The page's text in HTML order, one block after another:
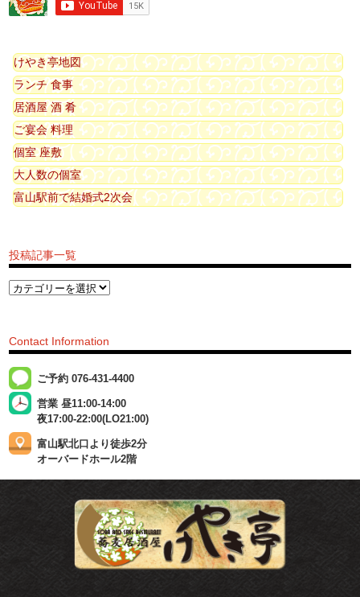
けやき亭地図
ランチ 食事
居酒屋 酒 肴
ご宴会 料理
個室 座敷
大人数の個室
富山駅前で結婚式2次会
投稿記事一覧
Contact Information
ご予約 076-431-4400
営業 昼11:00-14:00
夜17:00-22:00(LO21:00)
富山駅北口より徒歩2分
オーバードホール2階